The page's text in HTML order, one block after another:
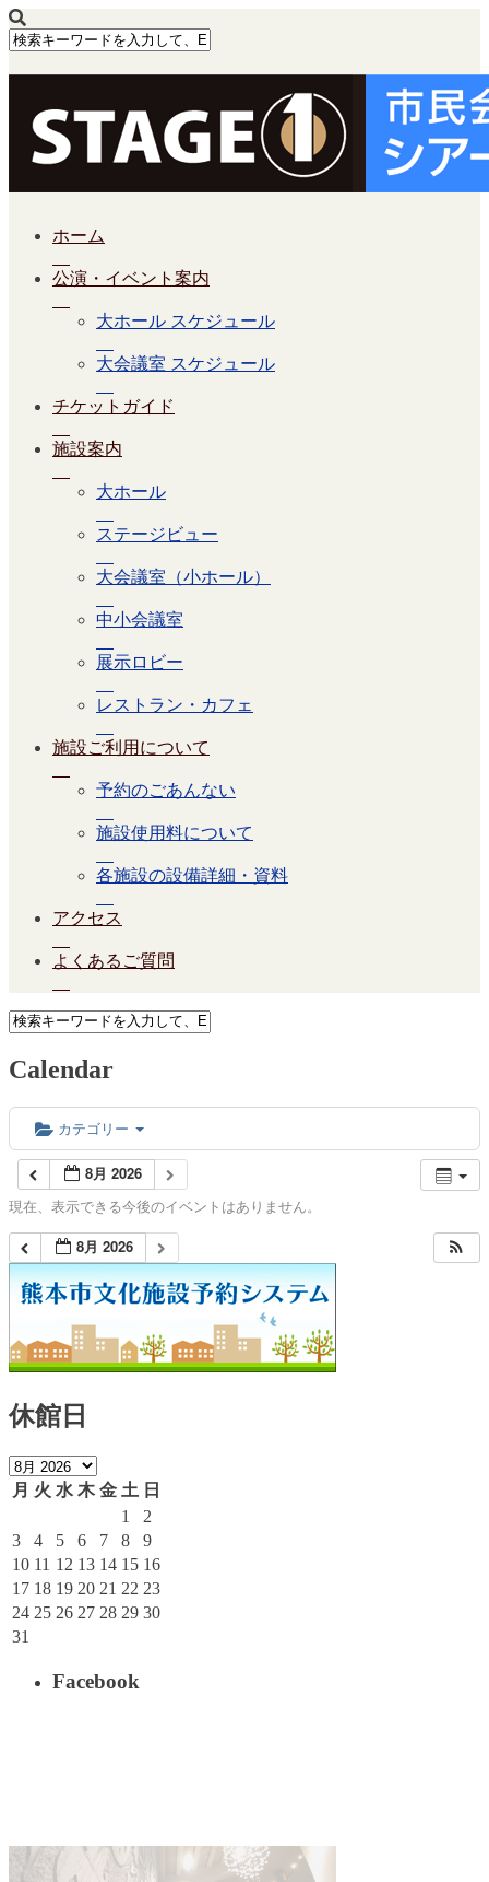
ホーム
公演・イベント案内
大ホール スケジュール
大会議室 スケジュール
チケットガイド
施設案内
大ホール
ステージビュー
大会議室（小ホール）
中小会議室
展示ロビー
レストラン・カフェ
施設ご利用について
予約のごあんない
施設使用料について
各施設の設備詳細・資料
アクセス
よくあるご質問
Calendar
カテゴリー
8月 2026
現在、表示できる今後のイベントはありません。
8月 2026
休館日
月 火 水 木 金 土 日
1
2
3
4 5 6 7 8
9
10 11 12 13 14 15 16
17 18 19 20 21 22 23
24 25 26 27 28 29 30
31
Facebook